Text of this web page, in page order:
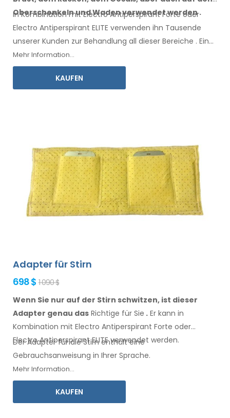
Oberschenkelnund Wadenverwendet werden.
In Kombination mit Electro Antiperspirant Forte oder
Electro Antiperspirant ELITE verwenden ihn Tausende
unserer Kunden zur Behandlung all dieser Bereiche . Eine
Gebrauchsanweisung
Mehr Information...
KAUFEN
Adapter für Stirn
698 $ 1 090 $
Wenn Sie nur auf der Stirn schwitzen, ist dieser
Adapter genau das Richtige für Sie . Er kann in
Kombination mit Electro Antiperspirant Forte oder
Electro Antiperspirant ELITEverwendet werden.
Der Adapter fürdie Stirnenthält eine
Gebrauchsanweisung in Ihrer Sprache.
Mehr Information...
KAUFEN